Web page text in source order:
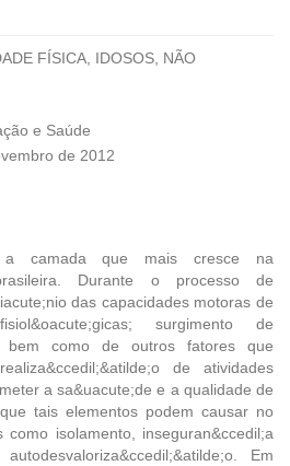
FÍSICA, IDOSOS, NÃO
e Saúde
de 2012
a camada que mais cresce na
brasileira. Durante o processo de
das capacidades motoras de
surgimento de
bem como de outros fatores que
de atividades
a sa&uacute;de e a qualidade de
tais elementos podem causar no
como isolamento, inseguran&ccedil;a
Em